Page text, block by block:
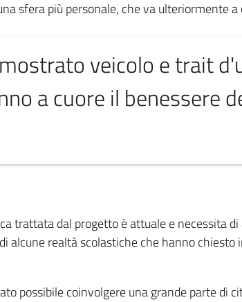
sfera più personale, che va ulteriormente
veicolo e trait
a cuore il benessere
trattata dal progetto è attuale e necessita
alcune realtà scolastiche che hanno
possibile coinvolgere una grande parte di